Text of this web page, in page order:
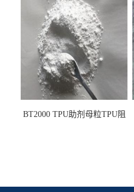
墨阻燃剂 TPU抗黄变剂 抗黄
变耐黄剂
BT2000 TPU助剂母粒TPU阻